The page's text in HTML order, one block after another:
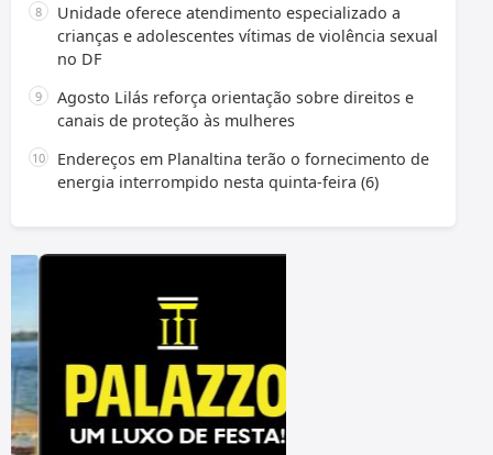
Unidade oferece atendimento especializado a
crianças e adolescentes vítimas de violência sexual
no DF
Agosto Lilás reforça orientação sobre direitos e
canais de proteção às mulheres
Endereços em Planaltina terão o fornecimento de
energia interrompido nesta quinta-feira (6)